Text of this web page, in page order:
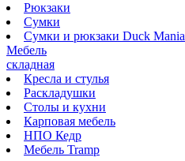
Рюкзаки
Сумки
Сумки и рюкзаки Duck Mania
Мебель
складная
Кресла и стулья
Раскладушки
Столы и кухни
Карповая мебель
НПО Кедр
Мебель Tramp